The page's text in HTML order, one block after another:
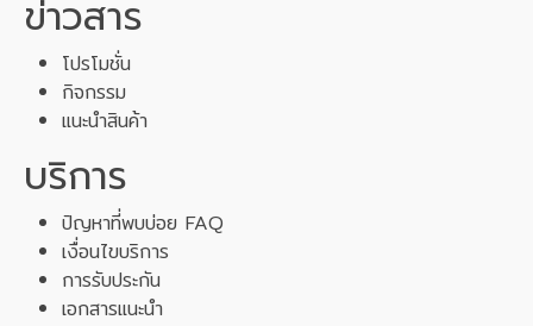
ข่าวสาร
โปรโมชั่น
กิจกรรม
แนะนำสินค้า
บริการ
ปัญหาที่พบบ่อย FAQ
เงื่อนไขบริการ
การรับประกัน
เอกสารแนะนำ